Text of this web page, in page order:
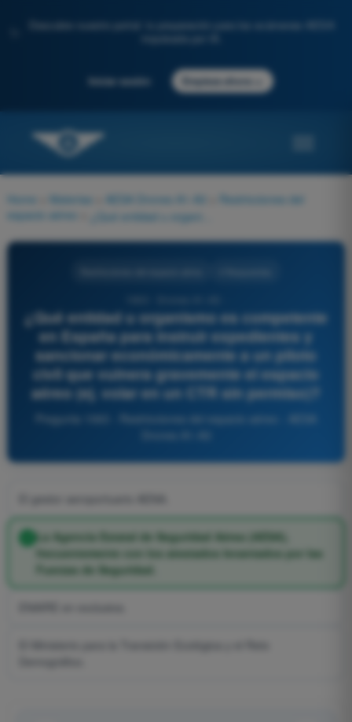
Descubre nuestro portal: tu preparación para los exámenes AESA
Iniciar sesión Empieza ahora
Home Materias AESA Drones A1-A3
Restricciones del
espacio aéreo
¿Qué entidad u organismo es competente
en España para instruir expedientes y
sancionar económicamente a un piloto
civil que vulnera gravemente el espacio
aéreo (ej. volar en un CTR sin permiso)?
Pregunta 1063 - Restricciones del espacio aéreo - AESA
La Agencia Estatal de Seguridad Aérea (AESA),
frecuentemente con los atestados levantados por las
Fuerzas de Seguridad.